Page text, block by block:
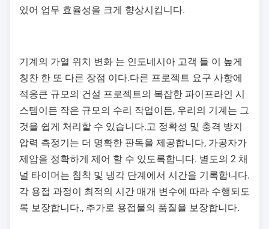
있어 업무 효율성을 크게 향상시킵니다.
기계의 가열 위치 변화 는 인도네시아 고객 들 이 높게
칭찬 한 또 다른 장점 이다.다른 프로젝트 요구 사항에
적응큰 규모의 건설 프로젝트의 복잡한 파이프라인 시
스템이든 작은 규모의 수리 작업이든, 우리의 기계는 그
것을 쉽게 처리할 수 있습니다.고 정확성 및 충격 방지
압력 측정기는 더 명확한 판독을 제공합니다, 가공자가
제압을 정확하게 제어 할 수 있도록합니다. 별도의 2 채
널 타이머는 침착 및 냉각 단계에서 시간을 기록합니다.
각 용접 과정이 최적의 시간 매개 변수에 따라 수행되도
록 보장합니다., 추가로 용접물의 품질을 보장합니다.